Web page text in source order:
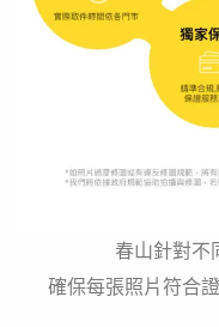
春山針對不
確保每張照片符合